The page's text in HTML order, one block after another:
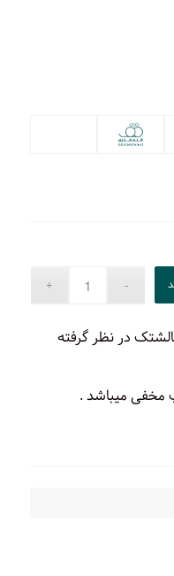
در نظر گرفته
مخفی میباشد .